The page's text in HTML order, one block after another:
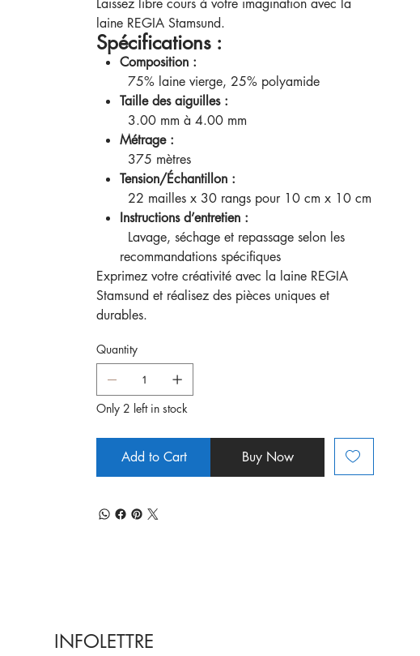
Laissez libre cours à votre imagination avec la
laine REGIA Stamsund.
Spécifications :
Composition :
75% laine vierge, 25% polyamide
Taille des aiguilles :
3.00 mm à 4.00 mm
Métrage :
375 mètres
Tension/Échantillon :
22 mailles x 30 rangs pour 10 cm x 10 cm
Instructions d’entretien :
Lavage, séchage et repassage selon les
recommandations spécifiques
Exprimez votre créativité avec la laine REGIA
Stamsund et réalisez des pièces uniques et
durables.
Quantity
Only 2 left in stock
Add to Cart Buy Now
INFOLETTRE